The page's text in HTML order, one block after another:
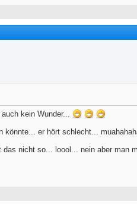
kein Wunder...
er hört schlecht...
nicht so... loool... nein aber